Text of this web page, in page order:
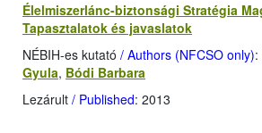
Élelmiszerlánc-biztonsági Stratégia
Tapasztalatok és javaslatok
NÉBIH-es kutató / Authors (NFCSO only):
Gyula, Bódi Barbara
Lezárult / Published: 2013